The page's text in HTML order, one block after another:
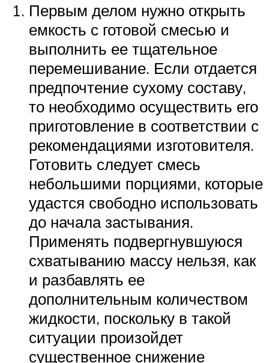
Первым делом нужно открыть
емкость с готовой смесью и
выполнить ее тщательное
перемешивание. Если отдается
предпочтение сухому составу,
то необходимо осуществить его
приготовление в соответствии с
рекомендациями изготовителя.
Готовить следует смесь
небольшими порциями, которые
удастся свободно использовать
до начала застывания.
Применять подвергнувшуюся
схватыванию массу нельзя, как
и разбавлять ее
дополнительным количеством
жидкости, поскольку в такой
ситуации произойдет
существенное снижение